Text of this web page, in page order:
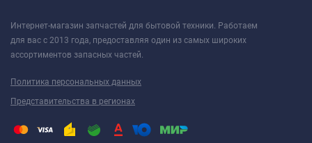
Интернет-магазин запчастей для бытовой техники. Работаем
для вас с 2013 года, предоставляя один из самых широких
ассортиментов запасных частей.
Политика персональных данных
Представительства в регионах